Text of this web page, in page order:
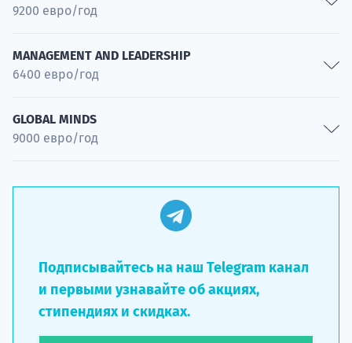
Applied Linguistics for Business Communication
Специальность
9200 евро/год
Clinical Psychology
Специальность
MANAGEMENT AND LEADERSHIP
6400 евро/год
Management and Leadership
Специальность
GLOBAL MINDS
9000 евро/год
Подписывайтесь на наш Telegram канал
и первыми узнавайте об акциях,
стипендиях и скидках.